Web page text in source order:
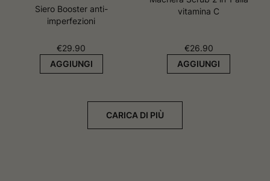
Siero Booster anti-
imperfezioni
€29.90
AGGIUNGI
vitamina C
€26.90
AGGIUNGI
CARICA DI PIÙ